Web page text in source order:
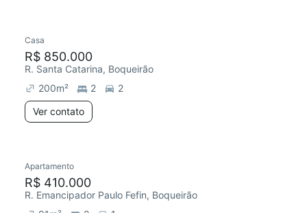
Casa
R$ 850.000
R. Santa Catarina, Boqueirão
200m² 2
2
Ver contato
Chegou há 2 dias
Apartamento
R$ 410.000
R. Emancipador Paulo Fefin, Boqueirão